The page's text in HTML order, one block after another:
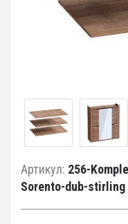
Артикул: 256-
Sorento-dub-stirling